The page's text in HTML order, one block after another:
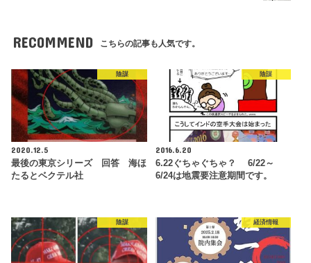
RECOMMEND こちらの記事も人気です。
陰謀
2020.12.5
最後の東京シリーズ 回答 海ほ
たるとベクテル社
陰謀
2016.6.20
6.22ぐちゃぐちゃ？ 6/22～
6/24は地震要注意期間です。
陰謀 経済情報